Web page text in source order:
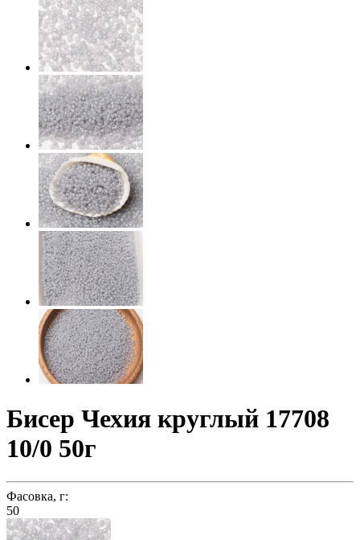
Бисер Чехия круглый 17708
10/0 50г
Фасовка, г:
50